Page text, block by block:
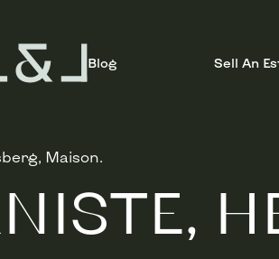
Blog Sell An
Maison.